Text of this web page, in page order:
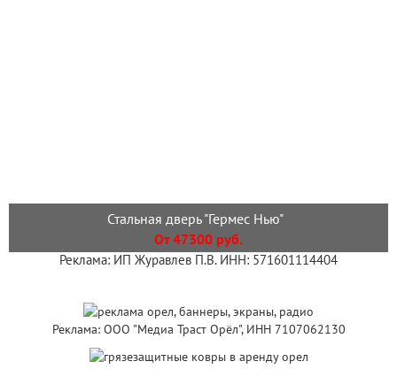
Стальная дверь "Гермес Нью"
От 47300 руб.
Реклама: ИП Журавлев П.В. ИНН: 571601114404
Реклама: ООО "Медиа Траст Орёл", ИНН 7107062130